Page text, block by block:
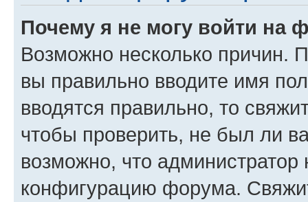
Почему я не могу войти на
Возможно несколько причин.
вы правильно вводите имя
вводятся правильно, то
чтобы проверить, не был ли
возможно, что администратор
конфигурацию форума.